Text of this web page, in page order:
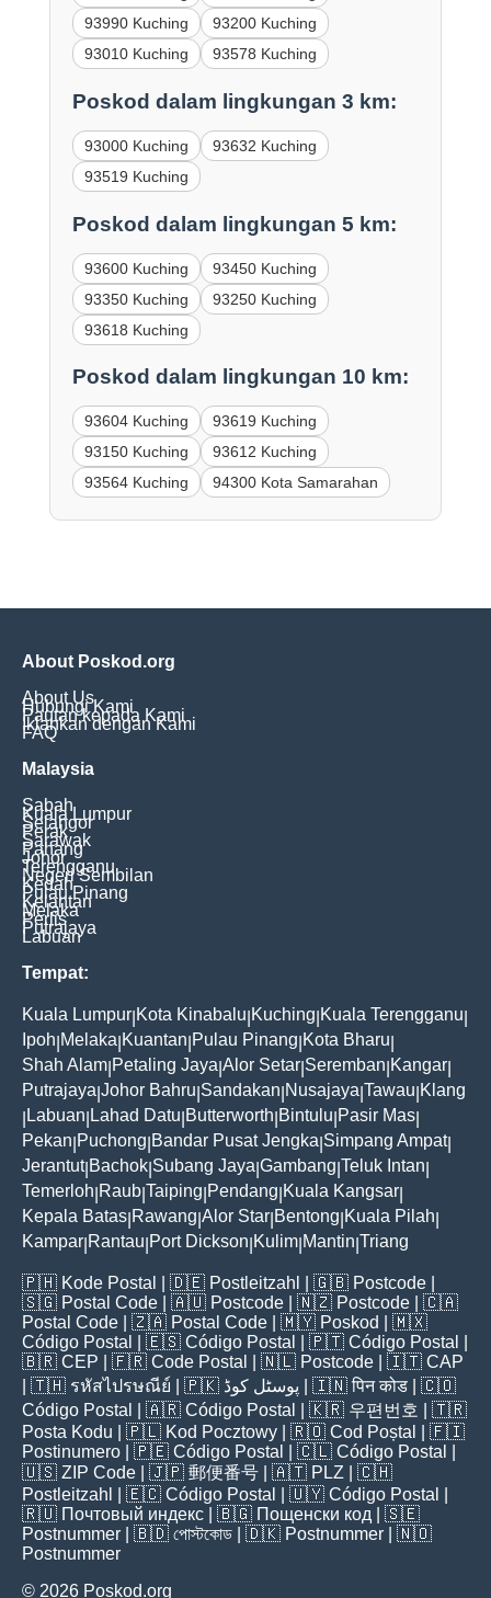
93990 Kuching
93200 Kuching
93010 Kuching
93578 Kuching
Poskod dalam lingkungan 3 km:
93000 Kuching
93632 Kuching
93519 Kuching
Poskod dalam lingkungan 5 km:
93600 Kuching
93450 Kuching
93350 Kuching
93250 Kuching
93618 Kuching
Poskod dalam lingkungan 10 km:
93604 Kuching
93619 Kuching
93150 Kuching
93612 Kuching
93564 Kuching
94300 Kota Samarahan
About Poskod.org
About Us
Hubungi Kami
Pautan kepada Kami
Iklankan dengan Kami
FAQ
Malaysia
Sabah
Kuala Lumpur
Selangor
Perak
Sarawak
Pahang
Johor
Terengganu
Negeri Sembilan
Kedah
Pulau Pinang
Kelantan
Melaka
Perlis
Putrajaya
Labuan
Tempat:
Kuala Lumpur Kota Kinabalu Kuching Kuala Terengganu
Ipoh Melaka Kuantan Pulau Pinang Kota Bharu
Shah Alam Petaling Jaya Alor Setar Seremban Kangar
Putrajaya Johor Bahru Sandakan Nusajaya Tawau Klang
Labuan Lahad Datu Butterworth Bintulu Pasir Mas
Pekan Puchong Bandar Pusat Jengka Simpang Ampat|
Jerantut| Bachok Subang Jaya Gambang Teluk Intan
Temerloh Raub Taiping Pendang Kuala Kangsar
Kepala Batas Rawang Alor Star Bentong Kuala Pilah
Kampar Rantau Port Dickson Kulim Mantin Triang
🇵🇭 Kode Postal | 🇩🇪 Postleitzahl | 🇬🇧 Postcode
🇸🇬 Postal Code | 🇦🇺 Postcode | 🇳🇿 Postcode | 🇨🇦
Postal Code | 🇿🇦 Postal Code | 🇲🇾 Poskod
| 🇲🇽
Código Postal
| 🇪🇸 Código Postal | 🇵🇹 Código Postal
🇧🇷 CEP | 🇫🇷 Code Postal | 🇳🇱 Postcode | 🇮🇹 CAP
| 🇹🇭 รหัสไปรษณีย์ | 🇵🇰 پوسٹل کوڈ | 🇮🇳पिन कोड | 🇨🇴
Código Postal
| 🇦🇷 Código Postal | 🇰🇷 우편번호
| 🇹🇷
Posta Kodu | 🇵🇱 Kod Pocztowy | 🇷🇴 Cod Poștal
| 🇫🇮
Postinumero | 🇵🇪 Código Postal | 🇨🇱 Código Postal
🇺🇸 ZIP Code | 🇯🇵 郵便番号 | 🇦🇹 PLZ | 🇨🇭
Postleitzahl
| 🇪🇨 Código Postal | 🇺🇾 Código Postal
🇷🇺 Почтовый индекс | 🇧🇬 Пощенски код | 🇸🇪
Postnummer | 🇧🇩 পোস্টকোড | 🇩🇰 Postnummer | 🇳🇴
Postnummer
© 2026 Poskod.org